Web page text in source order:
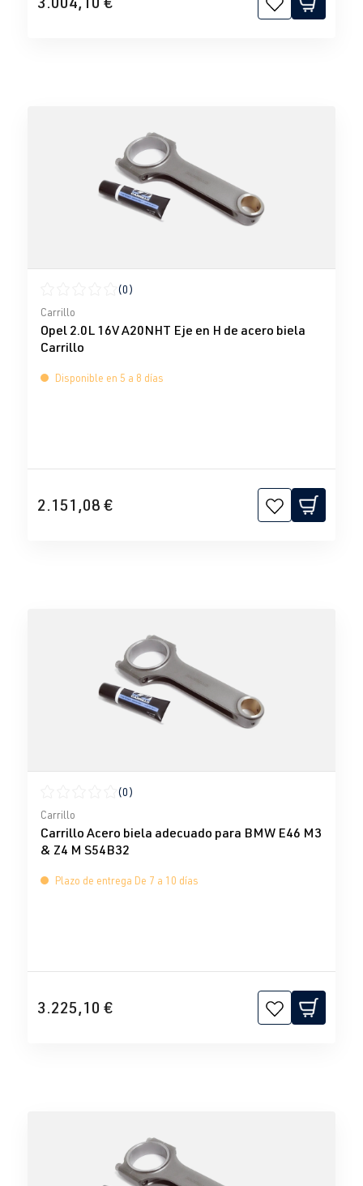
Calificación promedio de 0 de 5 estrellas
(0)
Carrillo
Opel 2.0L 16V A20NHT Eje en H de acero biela
Carrillo
Disponible en 5 a 8 días
2.151,08 €
Calificación promedio de 0 de 5 estrellas
(0)
Carrillo
Carrillo Acero biela adecuado para BMW E46 M3
& Z4 M S54B32
Plazo de entrega De 7 a 10 días
3.225,10 €